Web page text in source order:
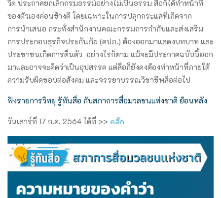
วิด ประกาศยกเลิกกรมธรรม์อย่างไม่เป็นธรรม สื่อก็ได้ทำหน้าที่
ของตัวเองค่อนข้างดี โดยเฉพาะในการปลุกกระแสที่เกิดจาก
การนำเสนอ กระทั่งสำนักงานคณะกรรมการกำกับและส่งเสริม
การประกอบธุรกิจประกันภัย (คปภ.) ต้องออกมาแสดงบทบาท และ
ประชาชนเกิดการตื่นตัว อย่างไรก็ตาม แม้จะมีประกาศฉบับนี้ออก
มาและอาจจะคิดว่าเป็นอุปสรรค แต่สื่อก็ยังคงต้องทำหน้าที่ภายใต้
ความรับผิดชอบต่อสังคม และจรรยาบรรณวิชาชีพสื่อต่อไป
ฟังรายการวิทยุ รู้ทันสื่อ กับสภาการสื่อมวลชนแห่งชาติ ย้อนหลัง
วันเสาร์ที่ 17 ก.ค. 2564 ได้ที่ >> คลิ๊ก